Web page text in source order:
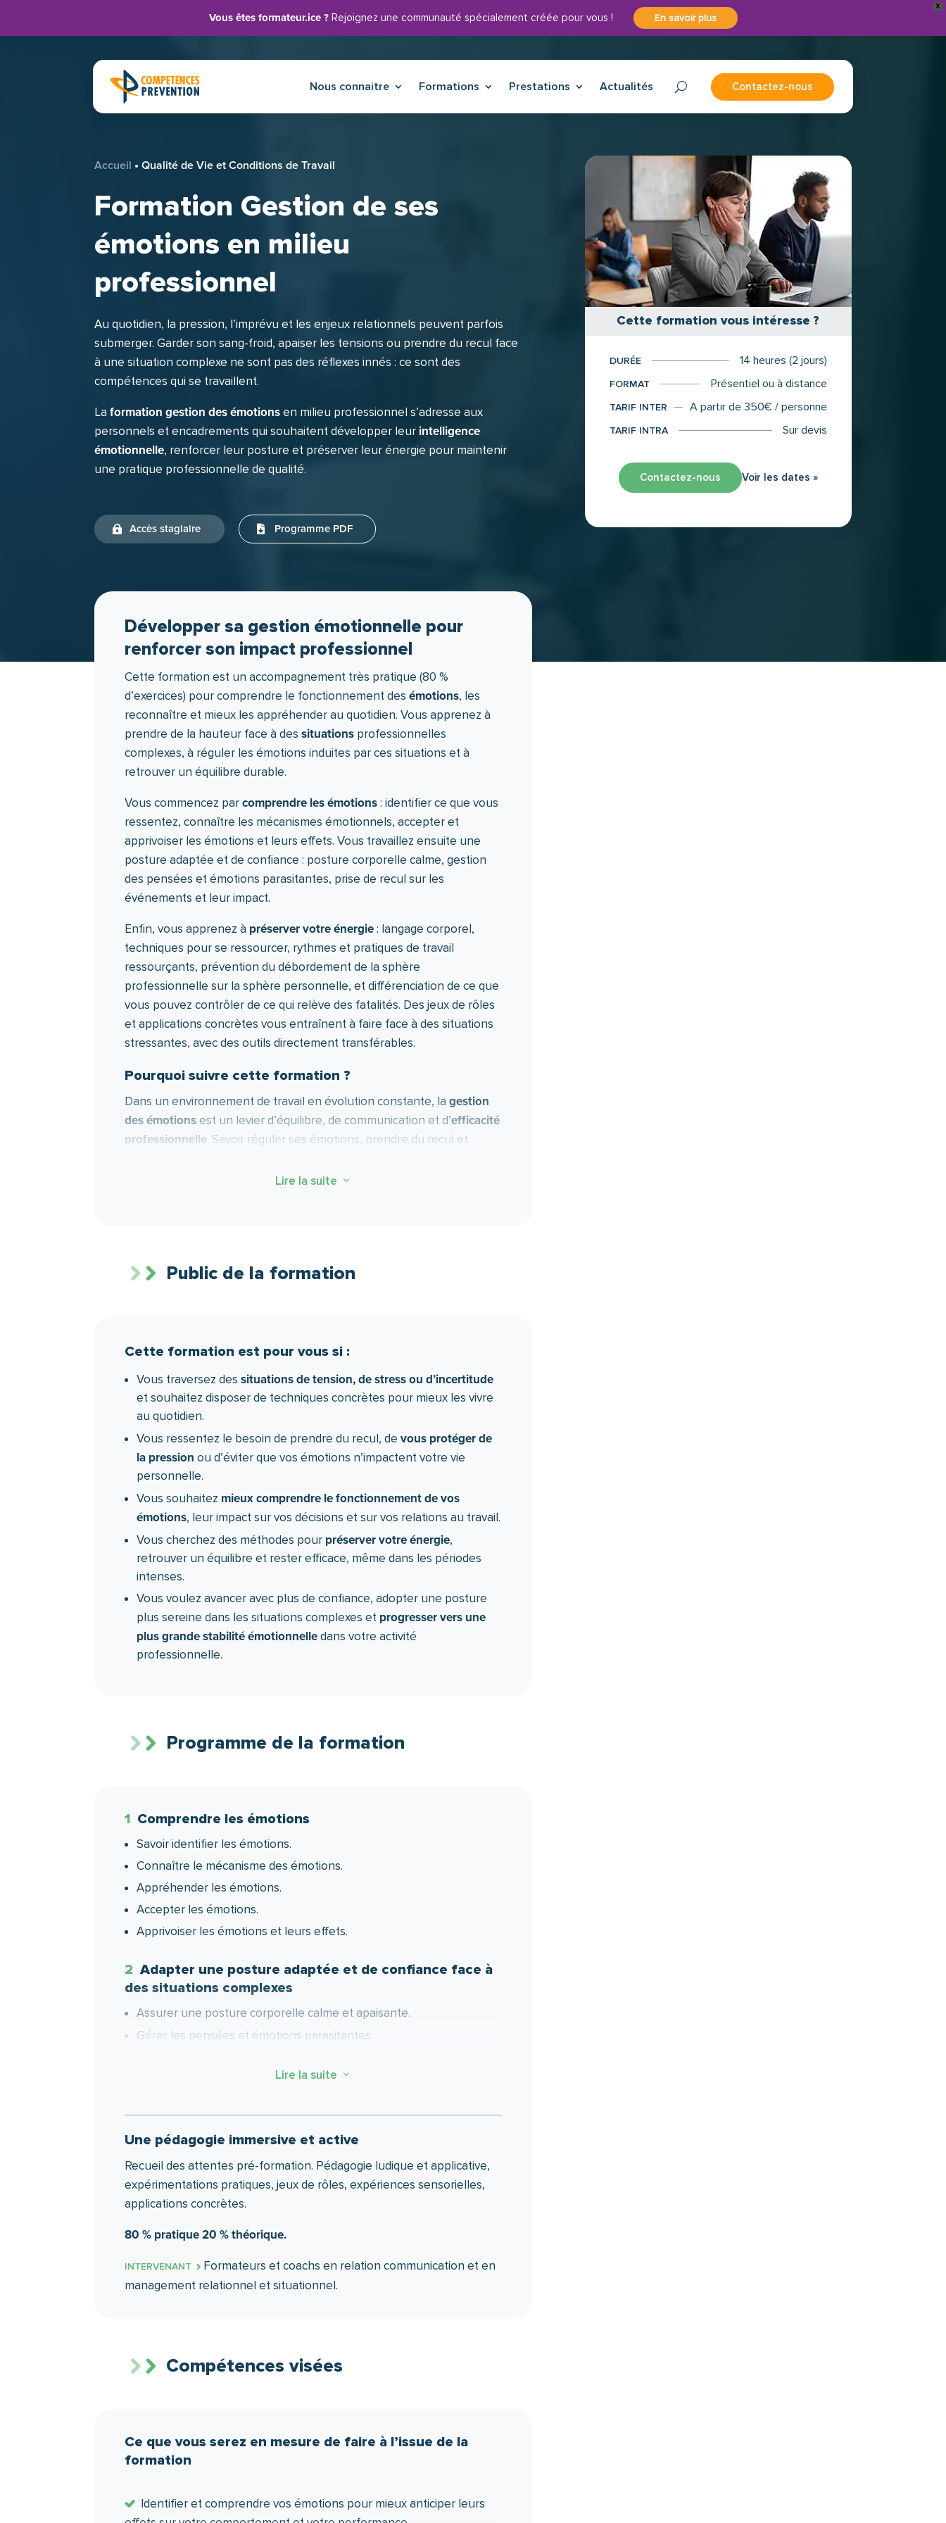
X
Vous êtes formateur.ice ?Rejoignez une communauté spécialement créée pour vous ! En savoir plus
Nous connaitre Formations Prestations Actualités Contactez-nous
Accueil • Qualité de Vie et Conditions de Travail
Formation Gestion de ses
émotions en milieu
professionnel
Au quotidien, la pression, l’imprévu et les enjeux relationnels peuvent parfois
submerger. Garder son sang-froid, apaiser les tensions ou prendre du recul face
à une situation complexe ne sont pas des réflexes innés : ce sont des
compétences qui se travaillent.
Laformation gestion des émotionsen milieu professionnel s’adresse aux
personnels et encadrements qui souhaitent développer leur intelligence
émotionnelle, renforcer leur posture et préserver leur énergie pour maintenir
une pratique professionnelle de qualité.
Accès stagiaire Programme PDF
Cette formation vous intéresse ?
DURÉE 14 heures (2 jours)
FORMAT Présentiel ou à distance
TARIF INTER A partir de 350€ / personne
TARIF INTRA Sur devis
Contactez-nous Voir les dates »
Développer sa gestion émotionnelle pour
renforcer son impact professionnel
Cette formation est un accompagnement très pratique (80 %
d’exercices) pour comprendre le fonctionnement des émotions, les
reconnaître et mieux les appréhender au quotidien. Vous apprenez à
prendre de la hauteur face à des situationsprofessionnelles
complexes, à réguler les émotions induites par ces situations et à
retrouver un équilibre durable.
Vous commencez parcomprendre les émotions: identifier ce que vous
ressentez, connaître les mécanismes émotionnels, accepter et
apprivoiser les émotions et leurs effets. Vous travaillez ensuite une
posture adaptée et de confiance : posture corporelle calme, gestion
des pensées et émotions parasitantes, prise de recul sur les
événements et leur impact.
Enfin, vous apprenez à préserver votre énergie: langage corporel,
techniques pour se ressourcer, rythmes et pratiques de travail
ressourçants, prévention du débordement de la sphère
professionnelle sur la sphère personnelle, et différenciation de ce que
vous pouvez contrôler de ce qui relève des fatalités. Des jeux de rôles
et applications concrètes vous entraînent à faire face à des situations
stressantes, avec des outils directement transférables.
Pourquoi suivre cette formation ?
Dans un environnement de travail en évolution constante, la gestion
des émotionsest un levier d’équilibre, de communication et d’efficacité
professionnelle. Savoir réguler ses émotions, prendre du recul et
Cette formation vous donne un cadre et des outils pour progresser :
attestation de fin de formation est délivrée (avec enquête de
satisfaction à chaud et à froid dans le suivi qualité).
Lire la suite 3
Public de la formation
Cette formation est pour vous si :
Vous traversez des situations de tension, de stress ou d’incertitude
et souhaitez disposer de techniques concrètes pour mieux les vivre
au quotidien.
Vous ressentez le besoin de prendre du recul, de vous protéger de
la pression ou d’éviter que vos émotions n’impactent votre vie
personnelle.
Vous souhaitez mieux comprendre le fonctionnement de vos
émotions, leur impact sur vos décisions et sur vos relations au travail.
Vous cherchez des méthodes pour préserver votre énergie,
retrouver un équilibre et rester efficace, même dans les périodes
intenses.
Vous voulez avancer avec plus de confiance, adopter une posture
plus sereine dans les situations complexes et progresser vers une
plus grande stabilité émotionnelledans votre activité
professionnelle.
Programme de la formation
1Comprendre les émotions
Savoir identifier les émotions.
Connaître le mécanisme des émotions.
Appréhender les émotions.
Accepter les émotions.
Apprivoiser les émotions et leurs effets.
2Adapter une posture adaptée et de confiance face à
des situations complexes
Assurer une posture corporelle calme et apaisante.
Gérer les pensées et émotions parasitantes.
Adapter son langage corporel.
S’approprier les techniques pour se ressourcer pleinement.
S’accorder des rythmes et pratiques de travail ressourçants.
Éviter les débordements de la sphère pro sur la sphère perso.
Différencier les domaines de contrôle et les fatalités.
Lire la suite 3
Une pédagogie immersive et active
Recueil des attentes pré-formation. Pédagogie ludique et applicative,
expérimentations pratiques, jeux de rôles, expériences sensorielles,
applications concrètes.
80 % pratique 20 % théorique.
INTERVENANT
Formateurs et coachs en relation communication et en
management relationnel et situationnel.
Compétences visées
Ce que vous serez en mesure de faire à l’issue de la
formation
Identifier et comprendre vos émotions pour mieux anticiper leurs